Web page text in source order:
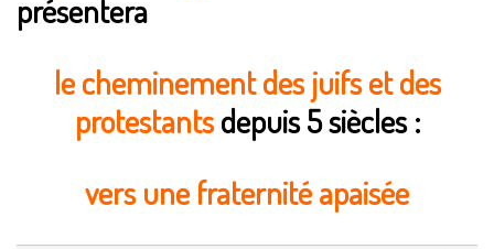
présentera
le cheminement des juifs et des
protestantsdepuis 5 siècles :
vers une fraternité apaisée